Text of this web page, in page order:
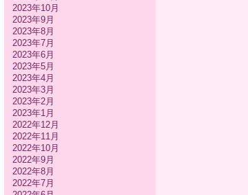
2023年10月
2023年9月
2023年8月
2023年7月
2023年6月
2023年5月
2023年4月
2023年3月
2023年2月
2023年1月
2022年12月
2022年11月
2022年10月
2022年9月
2022年8月
2022年7月